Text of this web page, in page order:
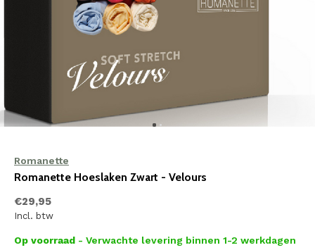
Romanette
Romanette Hoeslaken Zwart - Velours
€29,95
Incl. btw
Op voorraad - Verwachte levering binnen 1-2 werkdagen